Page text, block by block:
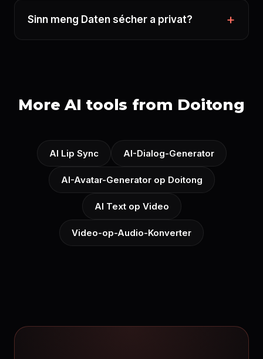
Sinn meng Daten sécher a privat?
More AI tools from Doitong
AI Lip Sync AI-Dialog-Generator
AI-Avatar-Generator op Doitong
AI Text op Video
Video-op-Audio-Konverter